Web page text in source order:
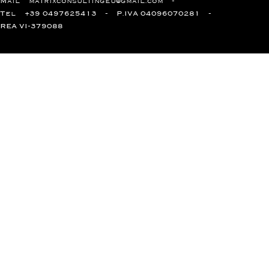
Tel +39 0497625413 P.IVA 04096070281
REA VI-379088